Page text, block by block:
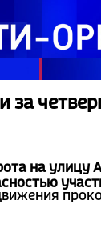
за
на улицу